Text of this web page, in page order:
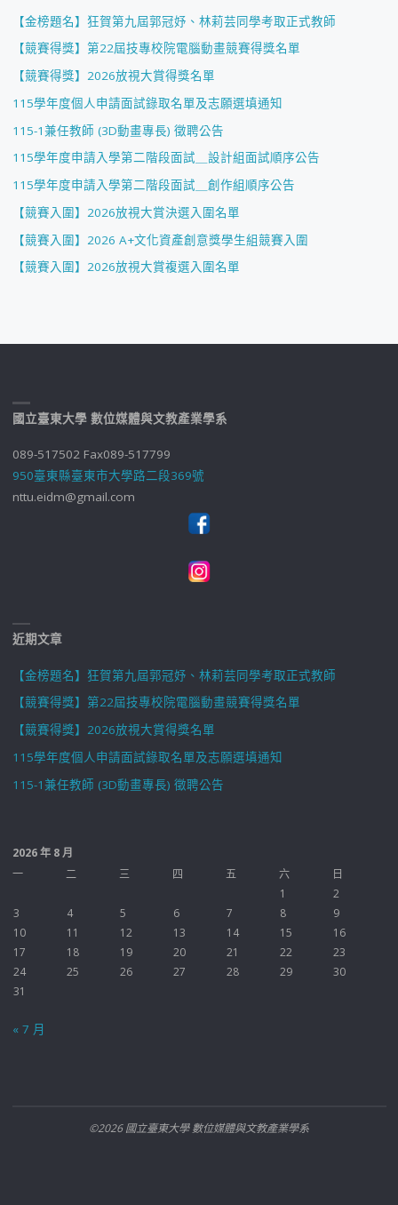
【金榜題名】狂賀第九屆郭冠妤、林莉芸同學考取正式教師
【競賽得獎】第22屆技專校院電腦動畫競賽得獎名單
【競賽得獎】2026放視大賞得獎名單
115學年度個人申請面試錄取名單及志願選填通知
115-1兼任教師 (3D動畫專長) 徵聘公告
115學年度申請入學第二階段面試＿設計組面試順序公告
115學年度申請入學第二階段面試＿創作組順序公告
【競賽入圍】2026放視大賞決選入圍名單
【競賽入圍】2026 A+文化資產創意獎學生組競賽入圍
【競賽入圍】2026放視大賞複選入圍名單
國立臺東大學 數位媒體與文教產業學系
089-517502 Fax089-517799
950臺東縣臺東市大學路二段369號
nttu.eidm@gmail.com
近期文章
【金榜題名】狂賀第九屆郭冠妤、林莉芸同學考取正式教師
【競賽得獎】第22屆技專校院電腦動畫競賽得獎名單
【競賽得獎】2026放視大賞得獎名單
115學年度個人申請面試錄取名單及志願選填通知
115-1兼任教師 (3D動畫專長) 徵聘公告
2026 年 8 月
一
二 三 四 五 六
日
1
2
3
4 5 6 7 8
9
10
11 12 13 14 15
16
17
18 19 20 21 22
23
24
25 26 27 28 29
30
31
« 7 月
©2026 國立臺東大學 數位媒體與文教產業學系